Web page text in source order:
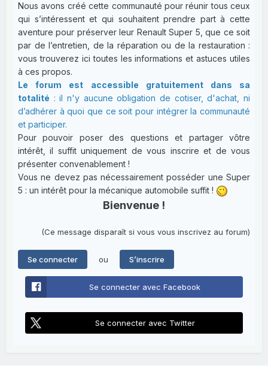
Nous avons créé cette communauté pour réunir tous ceux
qui s’intéressent et qui souhaitent prendre part à cette
aventure pour préserver leur Renault Super 5, que ce soit
par de l’entretien, de la réparation ou de la restauration :
vous trouverez ici toutes les informations et astuces utiles
à ces propos.
Le forum est accessible gratuitement dans sa
totalité : il n'y aucune obligation de cotiser, d'achat, ni
d’adhérer à quoi que ce soit pour intégrer la communauté
et participer.
Pour pouvoir poser des questions et partager vôtre
intérêt, il suffit uniquement de vous inscrire et de vous
présenter convenablement !
Vous ne devez pas nécessairement posséder une Super
5 : un intérêt pour la mécanique automobile suffit !
Bienvenue !
(Ce message disparaît si vous vous inscrivez au forum)
Se connecter ou S’inscrire
Se connecter avec Facebook
Se connecter avec Twitter